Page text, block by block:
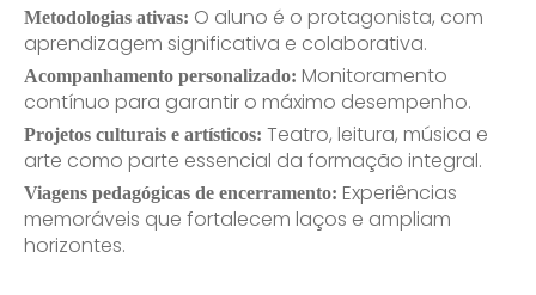
Metodologias ativas: O aluno é o protagonista, com
aprendizagem significativa e colaborativa.
Acompanhamento personalizado: Monitoramento
contínuo para garantir o máximo desempenho.
Projetos culturais e artísticos: Teatro, leitura, música e
arte como parte essencial da formação integral.
Viagens pedagógicas de encerramento: Experiências
memoráveis que fortalecem laços e ampliam
horizontes.